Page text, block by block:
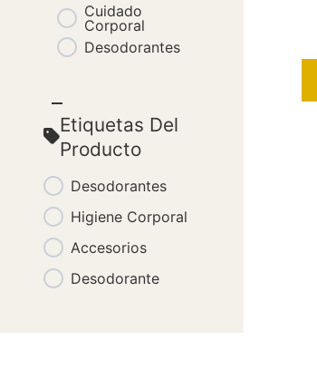
Cuidado
Corporal
Desodorantes
Etiquetas Del
Producto
Desodorantes
Higiene Corporal
Accesorios
Desodorante